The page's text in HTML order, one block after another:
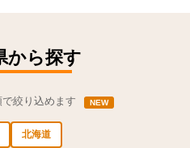
から探す
絞り込めます NEW
北海道